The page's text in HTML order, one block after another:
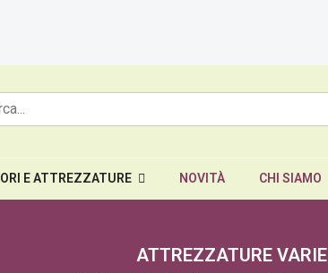
E ATTREZZATURE NOVITÀ CHI SIAMO
ATTREZZATURE VARIE